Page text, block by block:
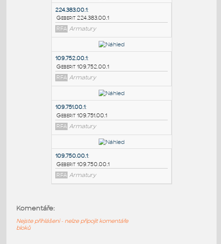
224.383.00.1:
Geberit 224.383.00.1
RFA Armatury
109.752.00.1:
Geberit 109.752.00.1
RFA Armatury
Armatury
Komentáře:
Nejste přihlášeni - nelze připojit komentáře
bloků